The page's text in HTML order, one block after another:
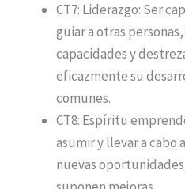
CT7: Liderazgo: Ser
guiar a otras
capacidades y
eficazmente su
comunes.
CT8: Espíritu
asumir y llevar a cabo
nuevas